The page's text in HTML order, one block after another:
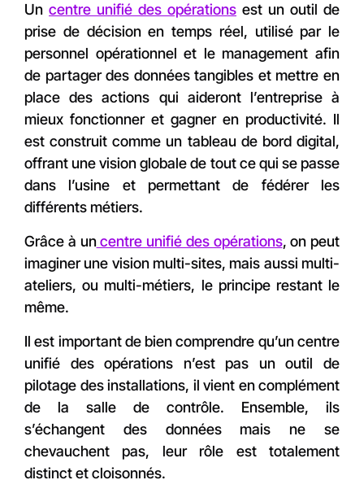
Un centre unifié des opérations est un outil de
prise de décision en temps réel, utilisé par le
personnel opérationnel et le management afin
de partager des données tangibles et mettre en
place des actions qui aideront l’entreprise à
mieux fonctionner et gagner en productivité. Il
est construit comme un tableau de bord digital,
offrant une vision globale de tout ce qui se passe
dans l’usine et permettant de fédérer les
différents métiers.
Grâce à uncentre unifié des opérations, on peut
imaginer une vision multi-sites, mais aussi multi-
ateliers, ou multi-métiers, le principe restant le
même.
Il est important de bien comprendre qu’un centre
unifié des opérations n’est pas un outil de
pilotage des installations, il vient en complément
de la salle de contrôle. Ensemble, ils
s’échangent des données mais ne se
chevauchent pas, leur rôle est totalement
distinct et cloisonnés.